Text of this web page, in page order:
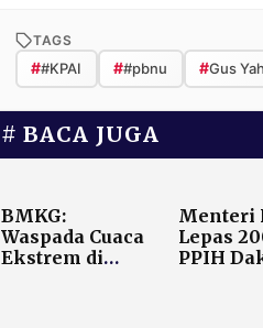
TAGS
##KPAI ##pbnu #Gus
BACA JUGA
BMKG:
Waspada Cuaca
Ekstrem di
Menteri
Lepas
PPIH